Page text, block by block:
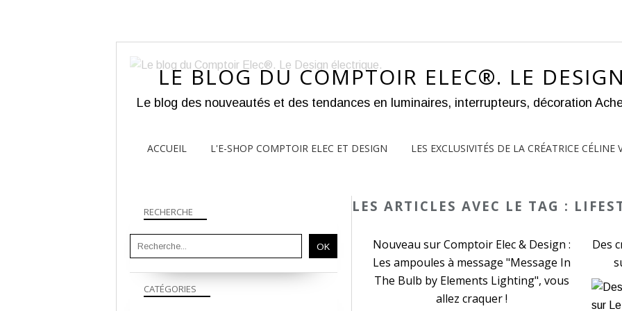
LE BLOG DU COMPTOIR ELEC®. LE
ACCUEIL L'E-SHOP COMPTOIR ELEC ET DESIGN LES EXCLUSIVITÉS DE LA CRÉATRICE CÉLINE
LES ARTICLES AVEC LE TAG :
Nouveau sur Comptoir Elec & Design :
Les ampoules à message "Message In
The Bulb by Elements Lighting", vous
allez craquer !
Des
RECHERCHE
CATÉGORIES